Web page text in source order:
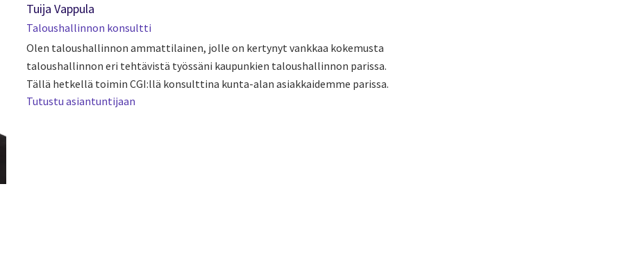
Tuija Vappula
Taloushallinnon konsultti
Olen taloushallinnon ammattilainen, jolle on kertynyt vankkaa kokemusta
taloushallinnon eri tehtävistä työssäni kaupunkien taloushallinnon parissa.
Tällä hetkellä toimin CGI:llä konsulttina kunta-alan asiakkaidemme parissa.
Tutustu asiantuntijaan